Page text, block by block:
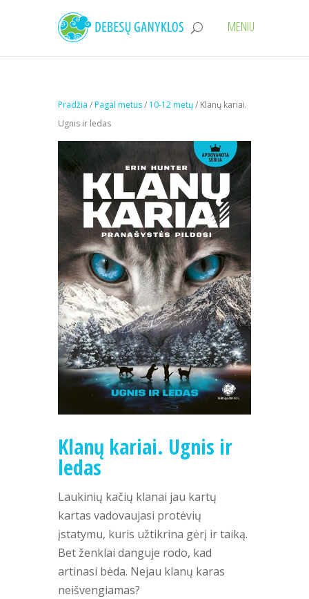
Pradžia /Pagal metus/ 10-12 metų/ Klanų kariai.
Ugnis ir ledas
Klanų kariai. Ugnis ir
ledas
Laukinių kačių klanai jau kartų
kartas vadovaujasi protėvių
įstatymu, kuris užtikrina gėrį ir taiką.
Bet ženklai danguje rodo, kad
artinasi bėda. Nejau klanų karas
neišvengiamas?